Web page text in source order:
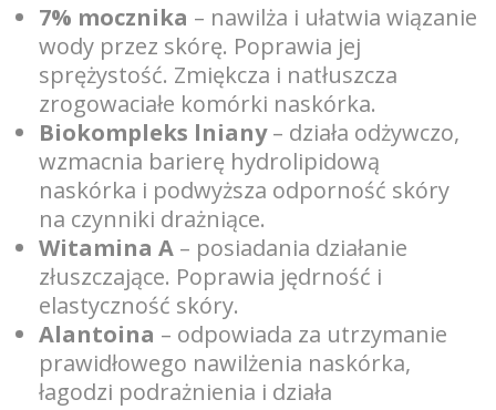
7% mocznika – nawilża i ułatwia wiązanie
wody przez skórę. Poprawia jej
sprężystość. Zmiękcza i natłuszcza
zrogowaciałe komórki naskórka.
Biokompleks lniany– działa odżywczo,
wzmacnia barierę hydrolipidową
naskórka i podwyższa odporność skóry
na czynniki drażniące.
Witamina A – posiadania działanie
złuszczające. Poprawia jędrność i
elastyczność skóry.
Alantoina – odpowiada za utrzymanie
prawidłowego nawilżenia naskórka,
łagodzi podrażnienia i działa